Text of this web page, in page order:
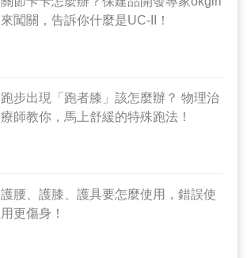
來闖關，告訴你什麼是UC-II！
跑步出現「跑者膝」該怎麼辦？ 物理治
療師教你，馬上舒緩的特殊跑法！
護腰、護膝、護具要怎麼使用，錯誤使
用更傷身！